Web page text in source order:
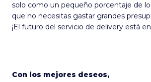
solo como un pequeño porcentaje de
que no necesitas gastar grandes
¡El futuro del servicio de delivery está
Con los mejores deseos,